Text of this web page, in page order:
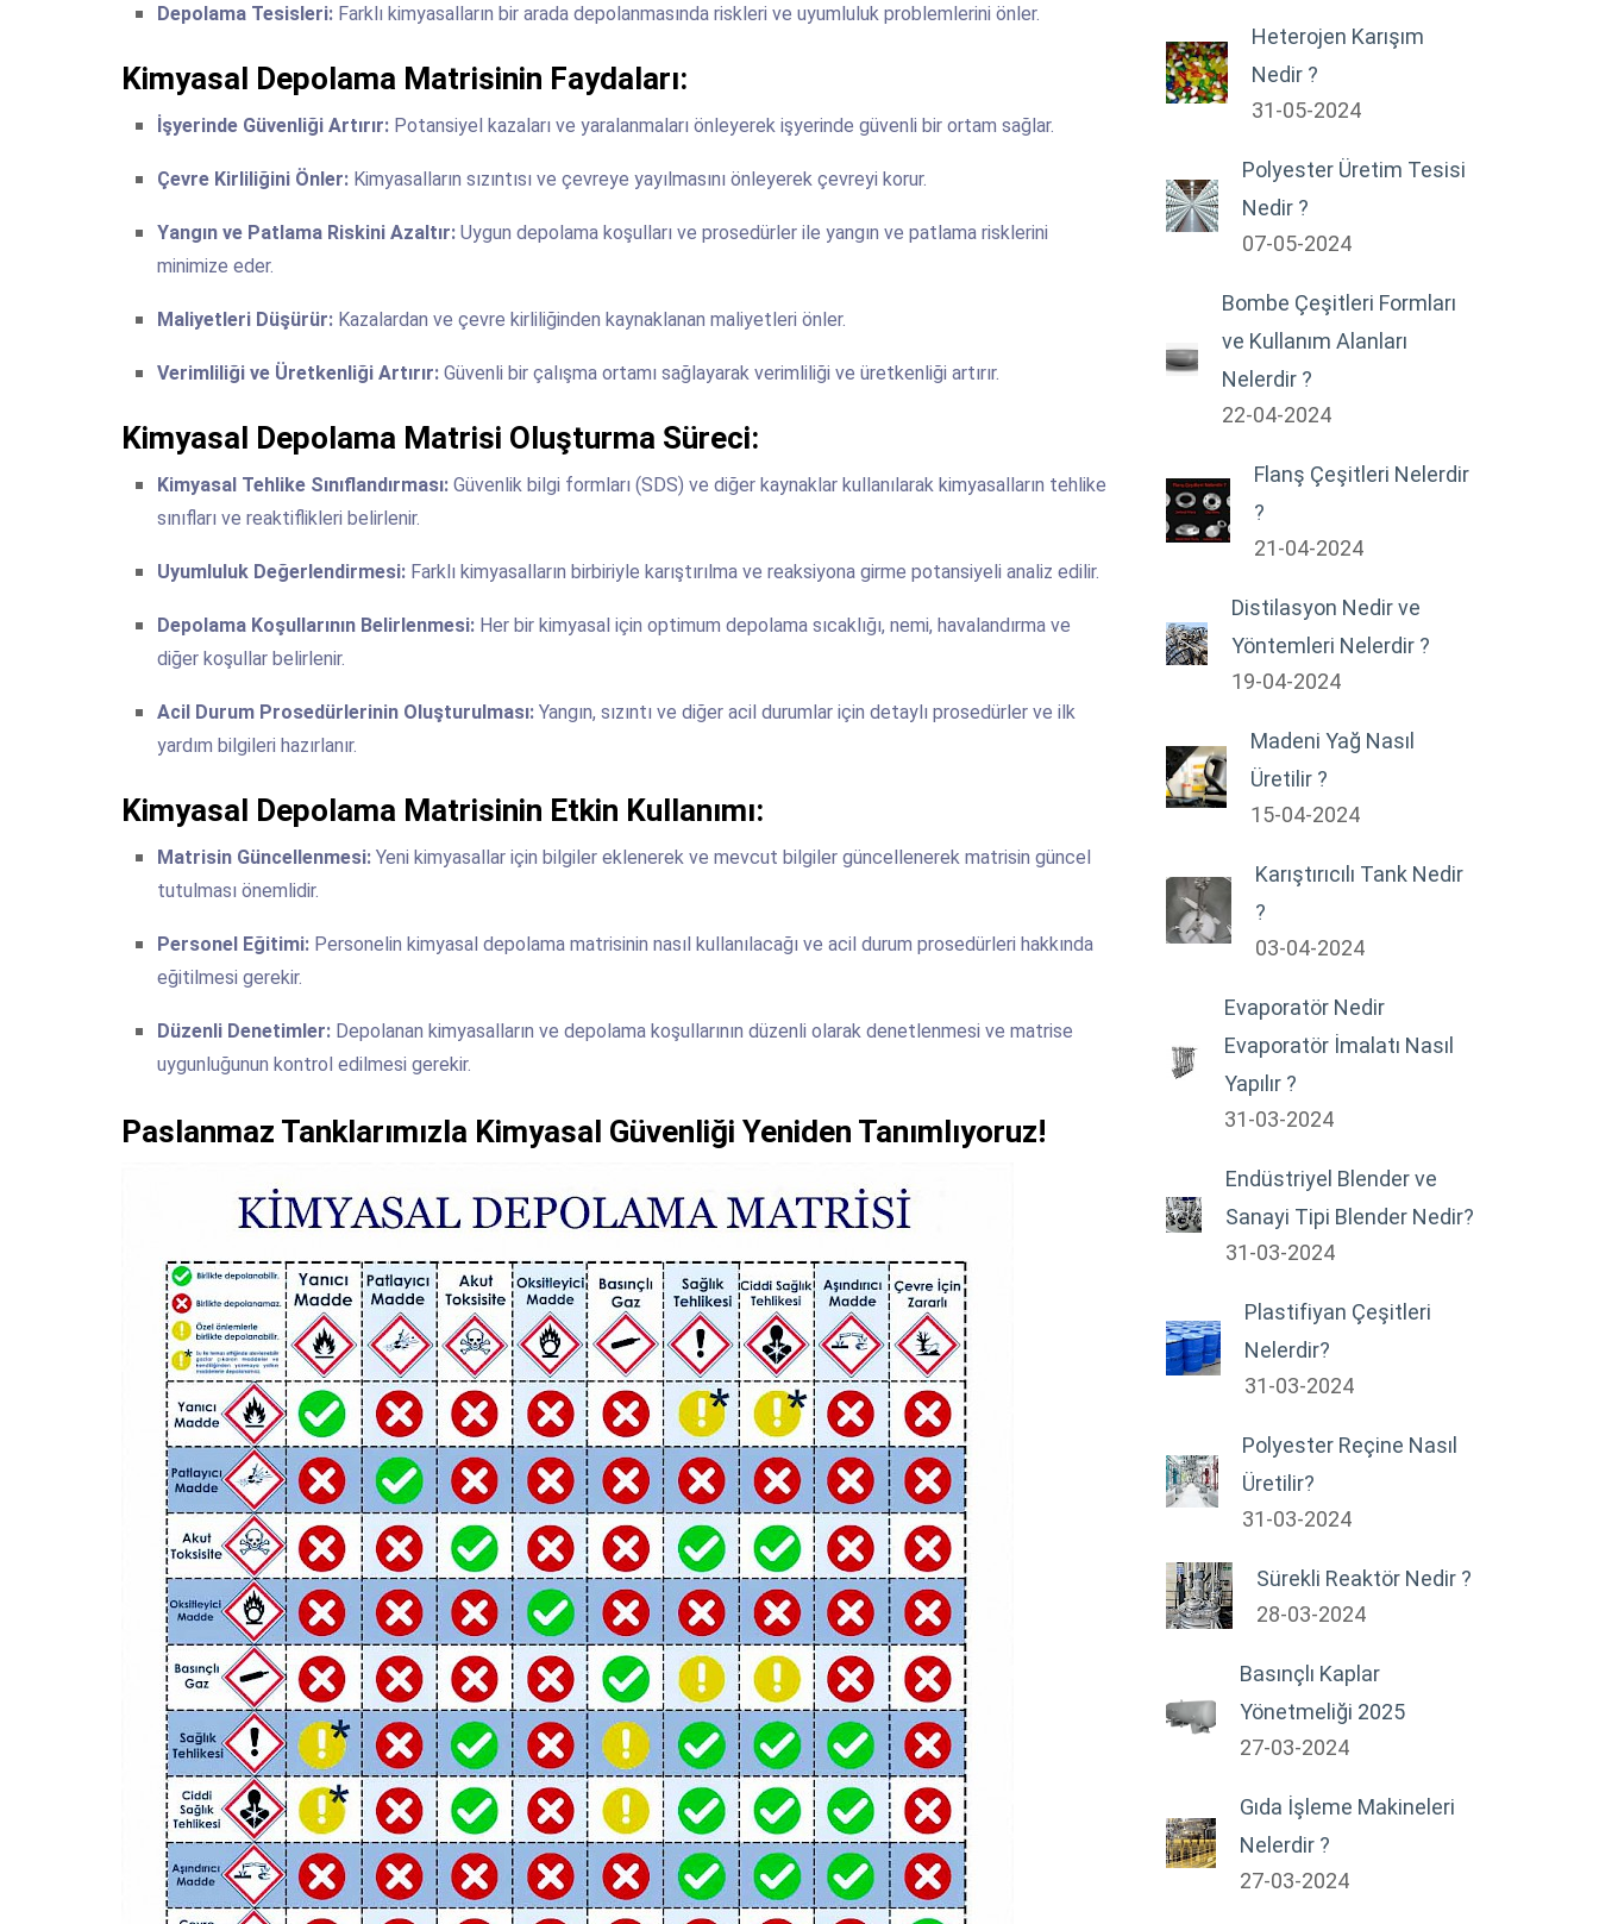
Depolama Tesisleri: Farklı kimyasalların bir arada depolanmasında riskleri ve uyumluluk problemlerini önler.
Kimyasal Depolama Matrisinin Faydaları:
İşyerinde Güvenliği Artırır: Potansiyel kazaları ve yaralanmaları önleyerek işyerinde güvenli bir ortam sağlar.
Çevre Kirliliğini Önler: Kimyasalların sızıntısı ve çevreye yayılmasını önleyerek çevreyi korur.
Yangın ve Patlama Riskini Azaltır: Uygun depolama koşulları ve prosedürler ile yangın ve patlama risklerini
minimize eder.
Maliyetleri Düşürür: Kazalardan ve çevre kirliliğinden kaynaklanan maliyetleri önler.
Verimliliği ve Üretkenliği Artırır: Güvenli bir çalışma ortamı sağlayarak verimliliği ve üretkenliği artırır.
Kimyasal Depolama Matrisi Oluşturma Süreci:
Kimyasal Tehlike Sınıflandırması: Güvenlik bilgi formları (SDS) ve diğer kaynaklar kullanılarak kimyasalların tehlike
sınıfları ve reaktiflikleri belirlenir.
Uyumluluk Değerlendirmesi: Farklı kimyasalların birbiriyle karıştırılma ve reaksiyona girme potansiyeli analiz edilir.
Depolama Koşullarının Belirlenmesi: Her bir kimyasal için optimum depolama sıcaklığı, nemi, havalandırma ve
diğer koşullar belirlenir.
Acil Durum Prosedürlerinin Oluşturulması: Yangın, sızıntı ve diğer acil durumlar için detaylı prosedürler ve ilk
yardım bilgileri hazırlanır.
Kimyasal Depolama Matrisinin Etkin Kullanımı:
Matrisin Güncellenmesi: Yeni kimyasallar için bilgiler eklenerek ve mevcut bilgiler güncellenerek matrisin güncel
tutulması önemlidir.
Personel Eğitimi: Personelin kimyasal depolama matrisinin nasıl kullanılacağı ve acil durum prosedürleri hakkında
eğitilmesi gerekir.
Düzenli Denetimler: Depolanan kimyasalların ve depolama koşullarının düzenli olarak denetlenmesi ve matrise
uygunluğunun kontrol edilmesi gerekir.
Paslanmaz Tanklarımızla Kimyasal Güvenliği Yeniden Tanımlıyoruz!
Heterojen Karışım
Nedir ?
31-05-2024
Polyester Üretim Tesisi
Nedir ?
07-05-2024
Bombe Çeşitleri Formları
ve Kullanım Alanları
Nelerdir ?
22-04-2024
Flanş Çeşitleri Nelerdir
?
21-04-2024
Distilasyon Nedir ve
Yöntemleri Nelerdir ?
19-04-2024
Madeni Yağ Nasıl
Üretilir ?
15-04-2024
Karıştırıcılı Tank Nedir
?
03-04-2024
Evaporatör Nedir
Evaporatör İmalatı Nasıl
Yapılır ?
31-03-2024
Endüstriyel Blender ve
Sanayi Tipi Blender Nedir?
31-03-2024
Plastifiyan Çeşitleri
Nelerdir?
31-03-2024
Polyester Reçine Nasıl
Üretilir?
31-03-2024
Sürekli Reaktör Nedir ?
28-03-2024
Basınçlı Kaplar
Yönetmeliği 2025
27-03-2024
Gıda İşleme Makineleri
Nelerdir ?
27-03-2024